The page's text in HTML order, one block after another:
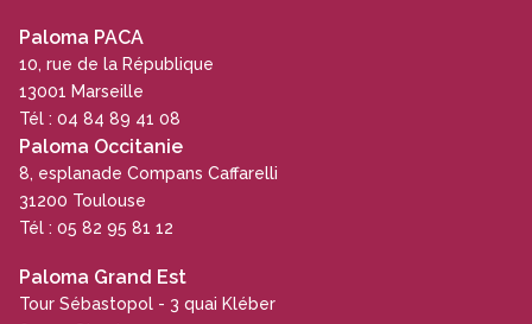
Paloma PACA
10, rue de la République
13001 Marseille
Tél : 04 84 89 41 08
Paloma Occitanie
8, esplanade Compans Caffarelli
31200 Toulouse
Tél : 05 82 95 81 12
Paloma Grand Est
Tour Sébastopol - 3 quai Kléber